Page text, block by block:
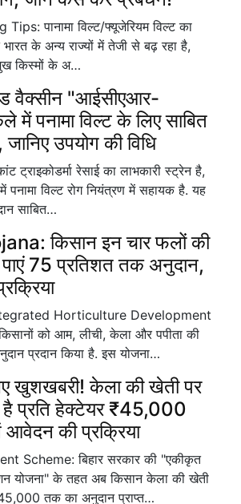
पानामा विल्ट/फ्यूजेरियम विल्ट का
भारत के अन्य राज्यों में तेजी से बढ़ रहा है,
किस्मों के अ…
वैक्सीन "आईसीएआर-
में पनामा विल्ट के लिए साबित
जानिए उपयोग की विधि
ट्राइकोडर्मा रेसाई का लाभकारी स्ट्रेन है,
विल्ट रोग नियंत्रण में सहायक है. यह
साबित…
किसान इन चार फलों की
75 प्रतिशत तक अनुदान,
Horticulture Development
को आम, लीची, केला और पपीता की
प्रदान किया है. इस योजना…
खुशखबरी! केला की खेती पर
है प्रति हेक्टेयर ₹45,000
आवेदन की प्रक्रिया
Scheme: बिहार सरकार की "एकीकृत
योजना" के तहत अब किसान केला की खेती
तक का अनुदान प्राप्त…